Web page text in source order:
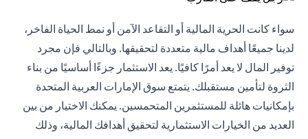
سواء كانت الحرية المالية أو التقاعد الآمن أو نمط الحياة الفاخر،
لدينا جميعًا أهداف مالية متعددة لتحقيقها. وبالتالي فإن مجرد
توفير المال لا يعد أمرًا كافيًا. يعد الاستثمار جزءًا أساسيًا من بناء
الثروة لتأمين مستقبلك. يتمتع سوق الإمارات العربية المتحدة
بإمكانيات هائلة للمستثمرين المتحمسين. يمكنك الاختيار من بين
العديد من الخيارات الاستثمارية لتحقيق أهدافك المالية، وذلك